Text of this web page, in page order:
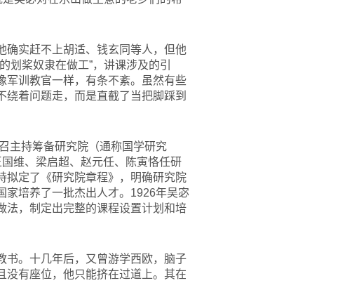
确实赶不上胡适、钱玄同等人，但他
桨奴隶在做工”，讲课涉及的引
军训教官一样，有条不紊。虽然有些
着问题走，而是直截了当把脚踩到
主持筹备研究院（通称国学研究
维、梁启超、赵元任、陈寅恪任研
拟定了《研究院章程》，明确研究院
家培养了一批杰出人才。1926年吴宓
法，制定出完整的课程设置计划和培
书。十几年后，又曾游学西欧，脑子
没有座位，他只能挤在过道上。其在